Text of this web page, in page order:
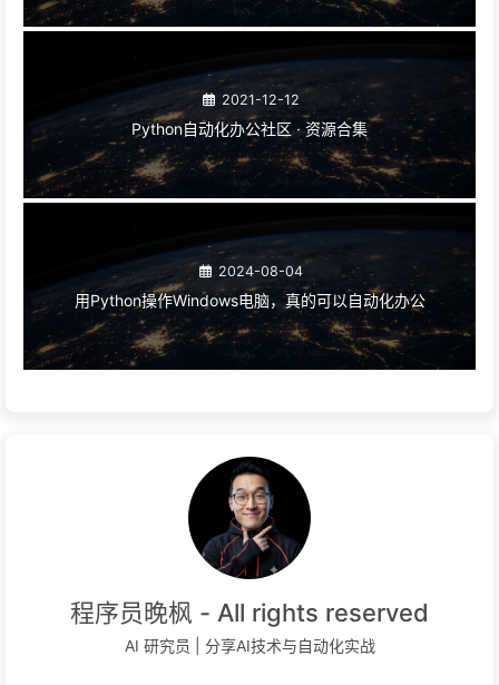
2021-12-12
Python自动化办公社区 · 资源合集
2024-08-04
用Python操作Windows电脑，真的可以自动化办公
程序员晚枫 - All rights reserved
AI 研究员 | 分享AI技术与自动化实战